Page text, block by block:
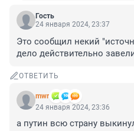
Гость
24 января 2024, 23:37
Это сообщил некий
дело действительно
ОТВЕТИТЬ
mwr
24 января 2024, 23:36
а путин всю страну